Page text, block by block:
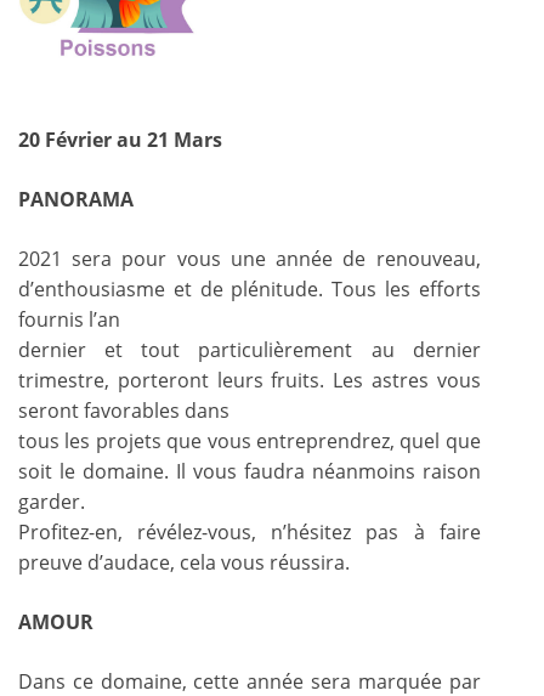
20 Février au 21 Mars
PANORAMA
2021 sera pour vous une année de renouveau,
d’enthousiasme et de plénitude. Tous les efforts
fournis l’an
dernier et tout particulièrement au dernier
trimestre, porteront leurs fruits. Les astres vous
seront favorables dans
tous les projets que vous entreprendrez, quel que
soit le domaine. Il vous faudra néanmoins raison
garder.
Profitez-en, révélez-vous, n’hésitez pas à faire
preuve d’audace, cela vous réussira.
AMOUR
Dans ce domaine, cette année sera marquée par